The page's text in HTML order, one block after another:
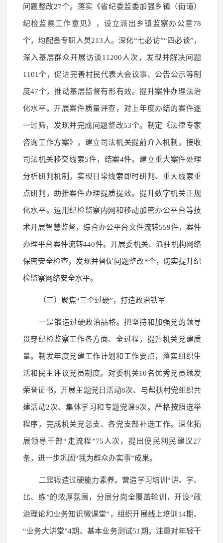
问题整改27个。落实《省纪委监委加强乡镇（街道）
纪检监察工作意见》，设立派出乡镇监察办公室78
个，均配备专职人员213人。深化“七必访”“四必谈”，
深入基层群众开展访谈11200人次，发现并解决问题
1101个，促进完善村民代表大会议事、公告公示等制
度47个，推动基层监督有形有效。提升案件办理法治
化水平。开展案件质量评查，对上年度办结的案件逐
一过筛，发现并完成问题整改53个。制定《法律专家
咨询工作方案》，建立司法机关提前介入机制，接收
司法机关移交线索5件，结案4件。建立重大案件处理
分析研判机制，实现日常线索即时研判、重大线索重
点研判，助推案件办理提质提效。提升数字机关正规
化水平。运用纪检监察内网和移动加密办公平台等技
术开展智慧监督，综合办公平台文件流转559件，案件
办理平台案件流转440件。开展委机关、派驻机构网络
保密安全检查，发现并督促问题整改*个，切实提升纪
检监察网络安全水平。
（三）聚焦“三个过硬”，打造政治铁军
一是锻造过硬政治品格。把坚持和加强党的领导
贯穿纪检监察工作各方面、全过程，提升机关党建质
量。制发年度党建工作计划和工作要点，落实组织生
活和民主评议党员制度。对委机关10名优秀党员颁发
荣誉证书，开展主题党日活动8次、与帮扶村党组织共
建活动2次、集体学习和专题党课9次。严格按照选举
程序，完成机关党总支、各党支部补选工作。深化拓
展领导干部“走流程”75人次，提出便民利民建议27
条，进一步巩固“我为群众办实事”成果。
二是锻造过硬能力素养。营造学习培训“讲、学、
比、练”的浓厚氛围，分层分岗全覆盖轮训，开设“政
治理论和业务知识微课堂”，组织开展线上培训14期、
“业务大讲堂”4期、基本业务测试51期。注重对年轻干